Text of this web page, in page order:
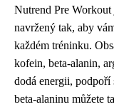
Nutrend Pre
navržený tak, aby
každém tréninku.
kofein, beta-alanin,
dodá energii, podpoří
beta-alaninu můžete